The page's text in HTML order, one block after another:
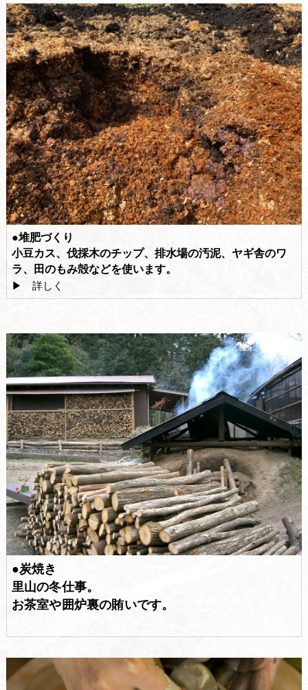
●堆肥づくり
小豆カス、伐採木のチップ、排水場の汚泥、ヤギ舎のワ
ラ、田のもみ殻などを使います。
▶ 詳しく
●炭焼き
里山の冬仕事。
お茶室や囲炉裏の賄いです。